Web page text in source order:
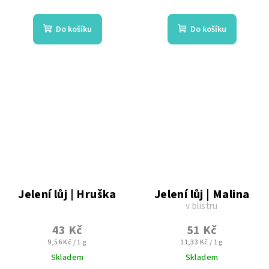
Do košíku Do košíku
Jelení lůj | Hruška
43 Kč
Měrná
cena:
9,56 Kč / 1 g
Skladem
Jelení lůj | Malina
v blistru
51 Kč
Měrná
cena:
11,33 Kč / 1 g
Skladem